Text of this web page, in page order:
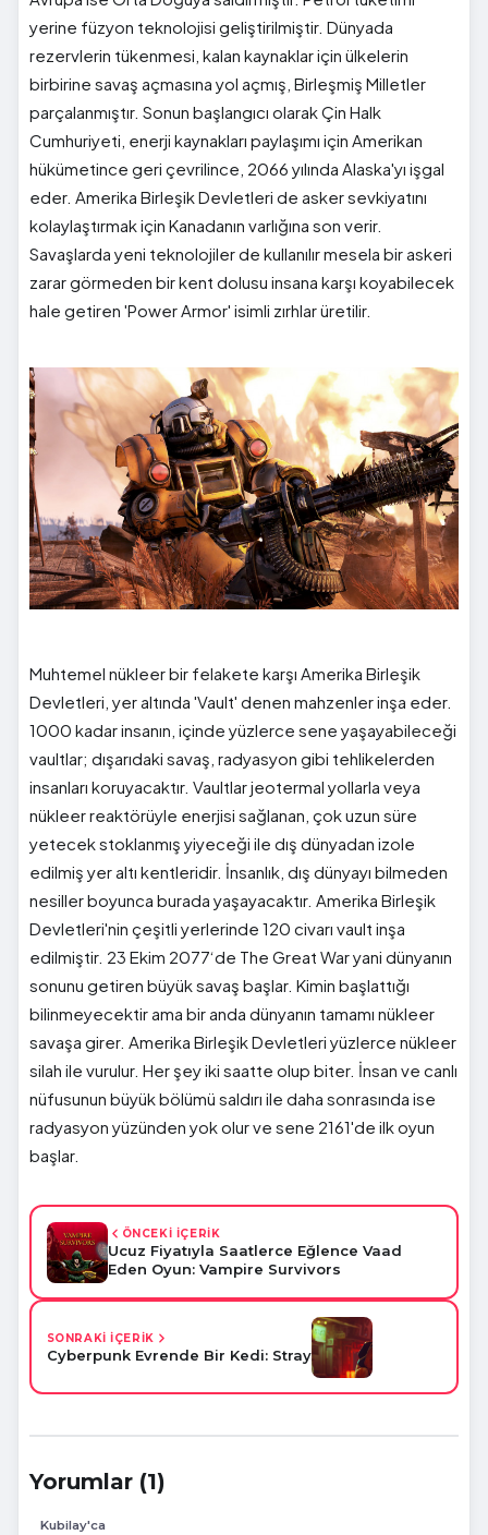
yerine füzyon teknolojisi geliştirilmiştir. Dünyada
rezervlerin tükenmesi, kalan kaynaklar için ülkelerin
birbirine savaş açmasına yol açmış, Birleşmiş Milletler
parçalanmıştır. Sonun başlangıcı olarak Çin Halk
Cumhuriyeti, enerji kaynakları paylaşımı için Amerikan
hükümetince geri çevrilince, 2066 yılında Alaska'yı işgal
eder. Amerika Birleşik Devletleri de asker sevkiyatını
kolaylaştırmak için Kanadanın varlığına son verir.
Savaşlarda yeni teknolojiler de kullanılır mesela bir askeri
zarar görmeden bir kent dolusu insana karşı koyabilecek
hale getiren 'Power Armor' isimli zırhlar üretilir.
Muhtemel nükleer bir felakete karşı Amerika Birleşik
Devletleri, yer altında 'Vault' denen mahzenler inşa eder.
1000 kadar insanın, içinde yüzlerce sene yaşayabileceği
vaultlar; dışarıdaki savaş, radyasyon gibi tehlikelerden
insanları koruyacaktır. Vaultlar jeotermal yollarla veya
nükleer reaktörüyle enerjisi sağlanan, çok uzun süre
yetecek stoklanmış yiyeceği ile dış dünyadan izole
edilmiş yer altı kentleridir. İnsanlık, dış dünyayı bilmeden
nesiller boyunca burada yaşayacaktır. Amerika Birleşik
Devletleri'nin çeşitli yerlerinde 120 civarı vault inşa
edilmiştir. 23 Ekim 2077‘de The Great War yani dünyanın
sonunu getiren büyük savaş başlar. Kimin başlattığı
bilinmeyecektir ama bir anda dünyanın tamamı nükleer
savaşa girer. Amerika Birleşik Devletleri yüzlerce nükleer
silah ile vurulur. Her şey iki saatte olup biter. İnsan ve canlı
nüfusunun büyük bölümü saldırı ile daha sonrasında ise
radyasyon yüzünden yok olur ve sene 2161'de ilk oyun
başlar.
ÖNCEKİ İÇERİK
Ucuz Fiyatıyla Saatlerce Eğlence Vaad
Eden Oyun: Vampire Survivors
SONRAKİ İÇERİK
Cyberpunk Evrende Bir Kedi: Stray
Yorumlar (1)
Kubilay'ca